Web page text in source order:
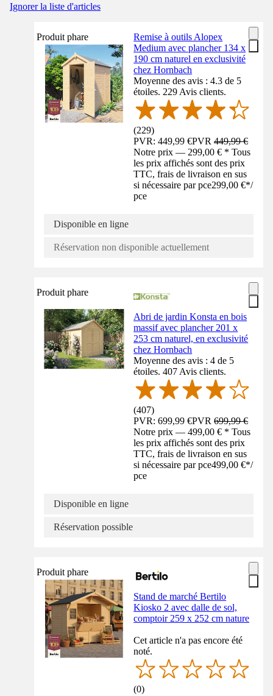
Ignorer la liste d'articles
Produit phare
Remise à outils Alopex
Medium avec plancher 134 x
190 cm naturel en exclusivité
chez Hornbach
Moyenne des avis : 4.3 de 5
étoiles. 229 Avis clients.
(229)
PVR: 449,99 €PVR449,99 €
Notre prix — 299,00 € * Tous
les prix affichés sont des prix
TTC, frais de livraison en sus
si nécessaire par pce299,00 €*/
pce
Disponible en ligne
Réservation non disponible actuellement
Produit phare
Abri de jardin Konsta en bois
massif avec plancher 201 x
253 cm naturel, en exclusivité
chez Hornbach
Moyenne des avis : 4 de 5
étoiles. 407 Avis clients.
(407)
PVR: 699,99 €PVR699,99 €
Notre prix — 499,00 € * Tous
les prix affichés sont des prix
TTC, frais de livraison en sus
si nécessaire par pce499,00 €*/
pce
Disponible en ligne
Réservation possible
Produit phare
Stand de marché Bertilo
Kiosko 2 avec dalle de sol,
comptoir 259 x 252 cm nature
Cet article n'a pas encore été
noté.
(0)